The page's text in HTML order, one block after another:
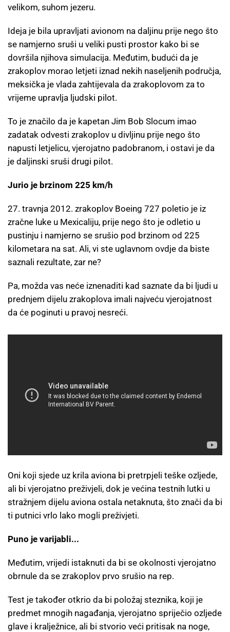
velikom, suhom jezeru.
Ideja je bila upravljati avionom na daljinu prije nego što
se namjerno sruši u veliki pusti prostor kako bi se
dovršila njihova simulacija. Međutim, budući da je
zrakoplov morao letjeti iznad nekih naseljenih područja,
meksička je vlada zahtijevala da zrakoplovom za to
vrijeme upravlja ljudski pilot.
To je značilo da je kapetan Jim Bob Slocum imao
zadatak odvesti zrakoplov u divljinu prije nego što
napusti letjelicu, vjerojatno padobranom, i ostavi je da
je daljinski sruši drugi pilot.
Jurio je brzinom 225 km/h
27. travnja 2012. zrakoplov Boeing 727 poletio je iz
zračne luke u Mexicaliju, prije nego što je odletio u
pustinju i namjerno se srušio pod brzinom od 225
kilometara na sat. Ali, vi ste uglavnom ovdje da biste
saznali rezultate, zar ne?
Pa, možda vas neće iznenaditi kad saznate da bi ljudi u
prednjem dijelu zrakoplova imali najveću vjerojatnost
da će poginuti u pravoj nesreći.
Oni koji sjede uz krila aviona bi pretrpjeli teške ozljede,
ali bi vjerojatno preživjeli, dok je većina testnih lutki u
stražnjem dijelu aviona ostala netaknuta, što znači da bi
ti putnici vrlo lako mogli preživjeti.
Puno je varijabli...
Međutim, vrijedi istaknuti da bi se okolnosti vjerojatno
obrnule da se zrakoplov prvo srušio na rep.
Test je također otkrio da bi položaj steznika, koji je
predmet mnogih nagađanja, vjerojatno spriječio ozljede
glave i kralježnice, ali bi stvorio veći pritisak na noge,